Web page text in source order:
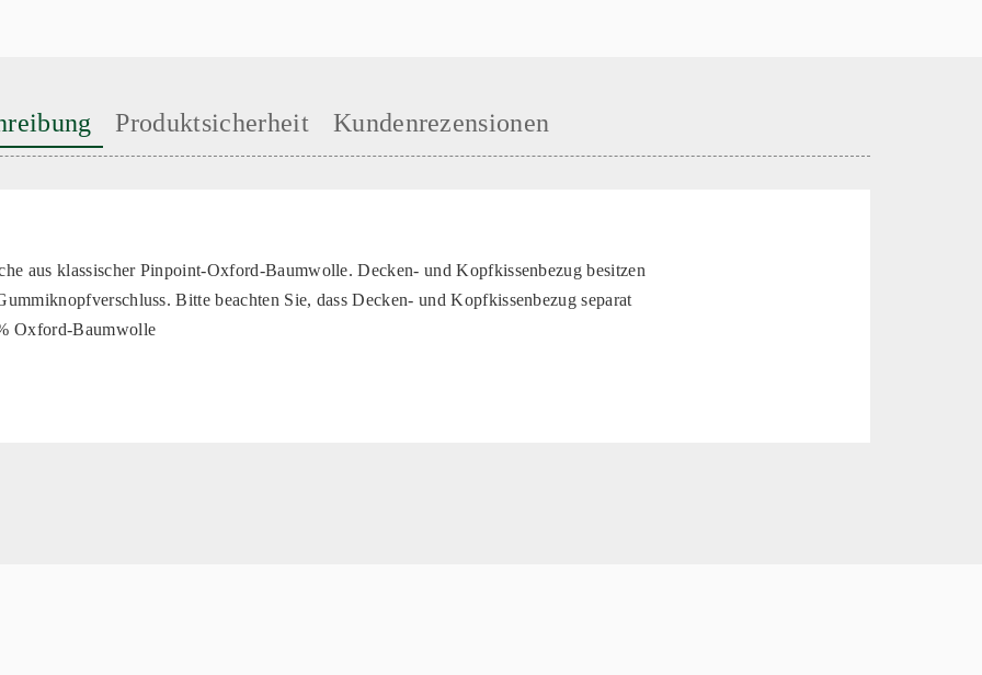
Produktsicherheit Kundenrezensionen
aus klassischer Pinpoint-Oxford-Baumwolle. Decken- und Kopfkissenbezug besitzen
Bitte beachten Sie, dass Decken- und Kopfkissenbezug separat
Oxford-Baumwolle